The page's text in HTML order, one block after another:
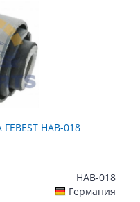
HAB-018
HAB-018
Германия